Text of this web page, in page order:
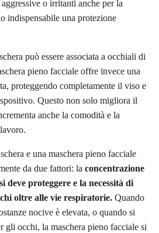
o irritanti anche per la
indispensabile una protezione
può essere associata a occhiali di
pieno facciale offre invece una
proteggendo completamente il viso e
Questo non solo migliora il
anche la comodità e la
e una maschera pieno facciale
da due fattori: la concentrazione
deve proteggere e la necessità di
oltre alle vie respiratorie. Quando
nocive è elevata, o quando si
gli occhi, la maschera pieno facciale si